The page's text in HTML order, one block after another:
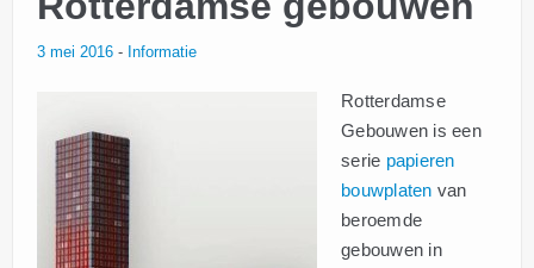
DONATEURS
MAILINGLIST
3 mei 2016 - Informatie
Rotterdamse
Gebouwen is een
serie papieren
bouwplaten van
beroemde
gebouwen in